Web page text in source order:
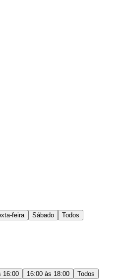
feira Sábado Todos
16:00 16:00 às 18:00 Todos